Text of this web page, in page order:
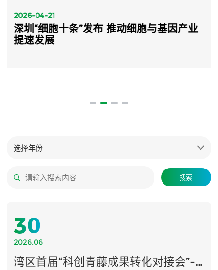
2026-04-21
深圳“细胞十条”发布 推动细胞与基因产业
提速发展
选择年份
搜索
30
2026.06
湾区首届“科创青藤成果转化对接会”-康尔诺新质生产力示范项目